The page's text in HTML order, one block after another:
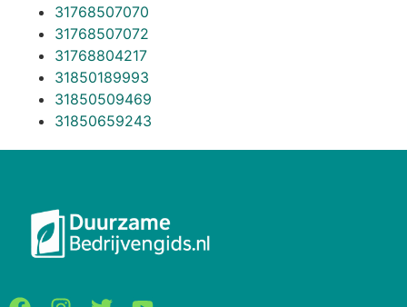
31768507070
31768507072
31768804217
31850189993
31850509469
31850659243